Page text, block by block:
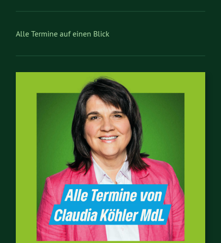
Alle Termine auf einen Blick